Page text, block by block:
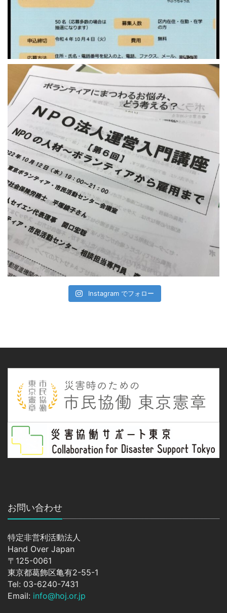
Instagram でフォロー
お問い合わせ
特定非営利活動法人
Hand Over Japan
〒125-0061
東京都葛飾区亀有2-55-1
Tel: 03-6240-7431
Email: info@hoj.or.jp